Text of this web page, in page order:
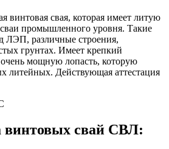
винтовая свая, которая имеет литую
промышленного уровня. Такие
ЛЭП, различные строения,
грунтах. Имеет крепкий
мощную лопасть, которую
литейных. Действующая аттестация
винтовых свай СВЛ: